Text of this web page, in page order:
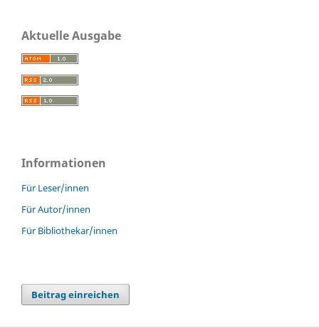
Aktuelle Ausgabe
Informationen
Für Leser/innen
Für Autor/innen
Für Bibliothekar/innen
Beitrag einreichen